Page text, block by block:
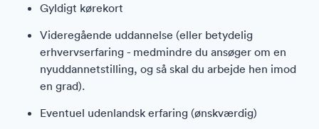
Gyldigt kørekort
Videregående uddannelse (eller betydelig
erhvervserfaring - medmindre du ansøger om en
nyuddannetstilling, og så skal du arbejde hen imod
en grad).
Eventuel udenlandsk erfaring (ønskværdig)